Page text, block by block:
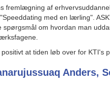
fremlægning af
med en lærling".
spørgsmål om hvordan man
positivt at tiden løb over for KTI's
Anders,